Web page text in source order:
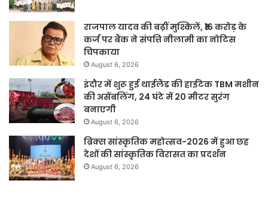
राजपाल यादव की बढ़ीं मुश्किलें, ₹16 करोड़ के
कर्ज पर बैंक ने संपत्ति नीलामी का नोटिस
चिपकाया
August 6, 2026
इंदौर में शुरू हुई थाईलैंड की हाईटेक TBM मशीन
की असेंबलिंग, 24 घंटे में 20 मीटर सुरंग
बनाएगी
August 6, 2026
ब्रिक्स सांस्कृतिक महोत्सव-2026 में हुआ छह
देशों की सांस्कृतिक विरासत का प्रदर्शन
August 6, 2026